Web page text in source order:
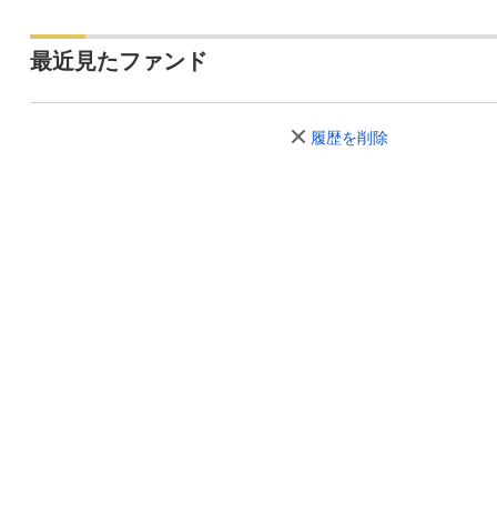
最近見たファンド
履歴を削除